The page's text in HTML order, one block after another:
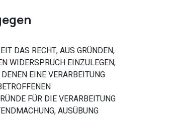
DAS RECHT, AUS GRÜNDEN,
WIDERSPRUCH EINZULEGEN;
EINE VERARBEITUNG
FÜR DIE VERARBEITUNG
AUSÜBUNG